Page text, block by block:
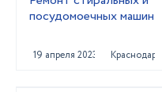
посудомоечных машин
19 апреля 2023 Краснодар